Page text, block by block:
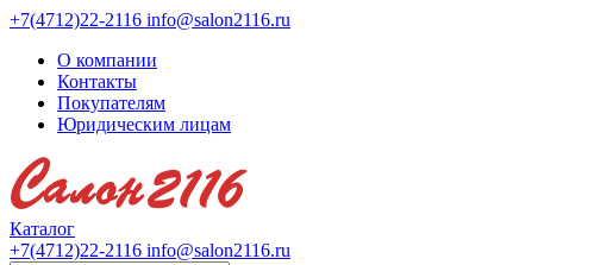
+7(4712)22-2116 info@salon2116.ru
О компании
Контакты
Покупателям
Юридическим лицам
Каталог
+7(4712)22-2116 info@salon2116.ru